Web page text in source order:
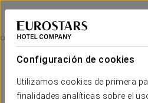
Configuración de cookies
Utilizamos cookies de primera
finalidades analíticas sobre el
Eurostars Palacio Santa Marta
CÁCERES - TRUJILLO
Experiencia Confort